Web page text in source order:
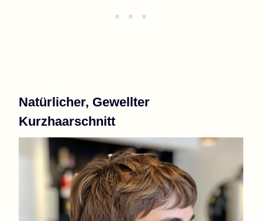
Natürlicher, Gewellter
Kurzhaarschnitt